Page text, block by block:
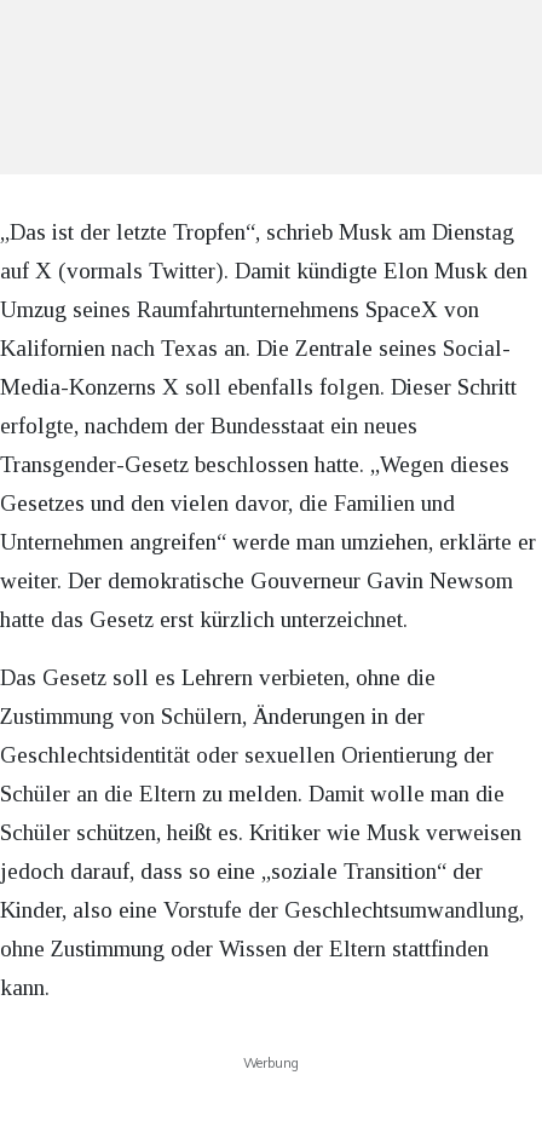
„Das ist der letzte Tropfen“, schrieb Musk am Dienstag
auf X (vormals Twitter). Damit kündigte Elon Musk den
Umzug seines Raumfahrtunternehmens SpaceX von
Kalifornien nach Texas an. Die Zentrale seines Social-
Media-Konzerns X soll ebenfalls folgen. Dieser Schritt
erfolgte, nachdem der Bundesstaat ein neues
Transgender-Gesetz beschlossen hatte. „Wegen dieses
Gesetzes und den vielen davor, die Familien und
Unternehmen angreifen“ werde man umziehen, erklärte er
weiter. Der demokratische Gouverneur Gavin Newsom
hatte das Gesetz erst kürzlich unterzeichnet.
Das Gesetz soll es Lehrern verbieten, ohne die
Zustimmung von Schülern, Änderungen in der
Geschlechtsidentität oder sexuellen Orientierung der
Schüler an die Eltern zu melden. Damit wolle man die
Schüler schützen, heißt es. Kritiker wie Musk verweisen
jedoch darauf, dass so eine „soziale Transition“ der
Kinder, also eine Vorstufe der Geschlechtsumwandlung,
ohne Zustimmung oder Wissen der Eltern stattfinden
kann.
Werbung